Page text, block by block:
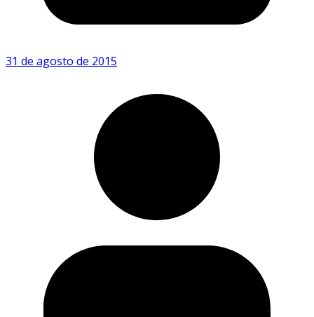
31 de agosto de 2015